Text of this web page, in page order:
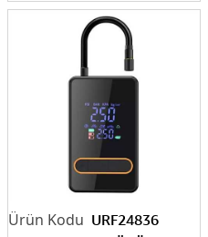
URF24836